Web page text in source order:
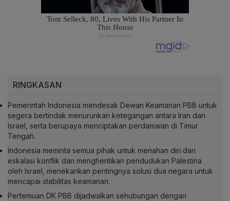
RINGKASAN
Pemerintah Indonesia mendesak Dewan Keamanan PBB untuk
segera bertindak menurunkan ketegangan antara Iran dan
Israel, serta berupaya menciptakan perdamaian di Timur
Tengah.
Indonesia meminta semua pihak untuk menahan diri dari
eskalasi konflik dan menghentikan pendudukan Palestina
oleh Israel, menekankan pentingnya solusi dua negara untuk
mencapai stabilitas keamanan.
Pertemuan DK PBB dijadwalkan sehubungan dengan